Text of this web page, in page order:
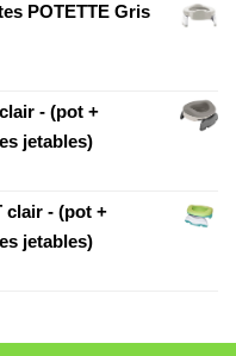
POTETTE Gris
- (pot +
jetables)
clair - (pot +
jetables)